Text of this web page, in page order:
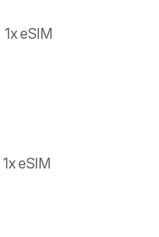
1x eSIM
eSIM